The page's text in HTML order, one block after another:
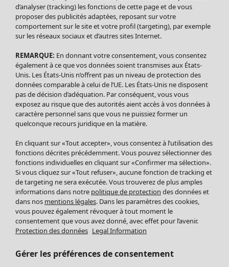
Soldes Vêtements
Tous les vêtements
Robes
Tuniques
Blouses
Tops
Gilets
Pantalon
Jupes
Leggings et collants
Accessoires
Chaussures
Vêtements de bain
Basics
Soldes Mobilier
Bonnes affaires déco
Décoration
Textiles
Tapis
Éponge
d’analyser (tracking) les fonctions de cette page et de vous
proposer des publicités adaptées, reposant sur votre
comportement sur le site et votre profil (targeting), par exemple
sur les réseaux sociaux et d’autres sites Internet.
REMARQUE: En donnant votre consentement, vous consentez
également à ce que vos données soient transmises aux États-
Unis. Les États-Unis n’offrent pas un niveau de protection des
données comparable à celui de l’UE. Les États-Unis ne disposent
pas de décision d’adéquation. Par conséquent, vous vous
exposez au risque que des autorités aient accès à vos données à
caractère personnel sans que vous ne puissiez former un
quelconque recours juridique en la matière.
En cliquant sur «Tout accepter», vous consentez à l’utilisation des
fonctions décrites précédemment. Vous pouvez sélectionner des
fonctions individuelles en cliquant sur «Confirmer ma sélection».
Si vous cliquez sur «Tout refuser», aucune fonction de tracking et
de targeting ne sera exécutée. Vous trouverez de plus amples
informations dans notre politique de protection des données et
dans nos mentions légales. Dans les paramètres des cookies,
vous pouvez également révoquer à tout moment le
consentement que vous avez donné, avec effet pour l’avenir.
Protection des données Legal Information
Gérer les préférences de consentement